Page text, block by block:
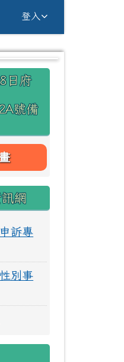
登入
⏸
容
日府
號備
網
訴專
別事